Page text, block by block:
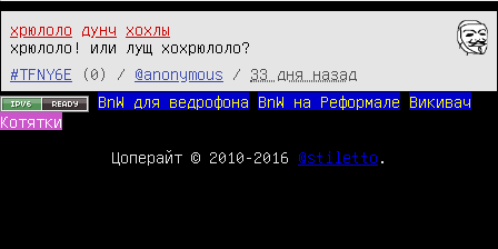
хрюлоло дунч
хохлы
хрюлоло! или лущ хохрюлоло?
#TFNY6E
(0) / @anonymous / 33 дня назад
BnW для ведрофона
BnW на Реформале
Викивач
Котятки
Цоперайт © 2010-2016 @stiletto